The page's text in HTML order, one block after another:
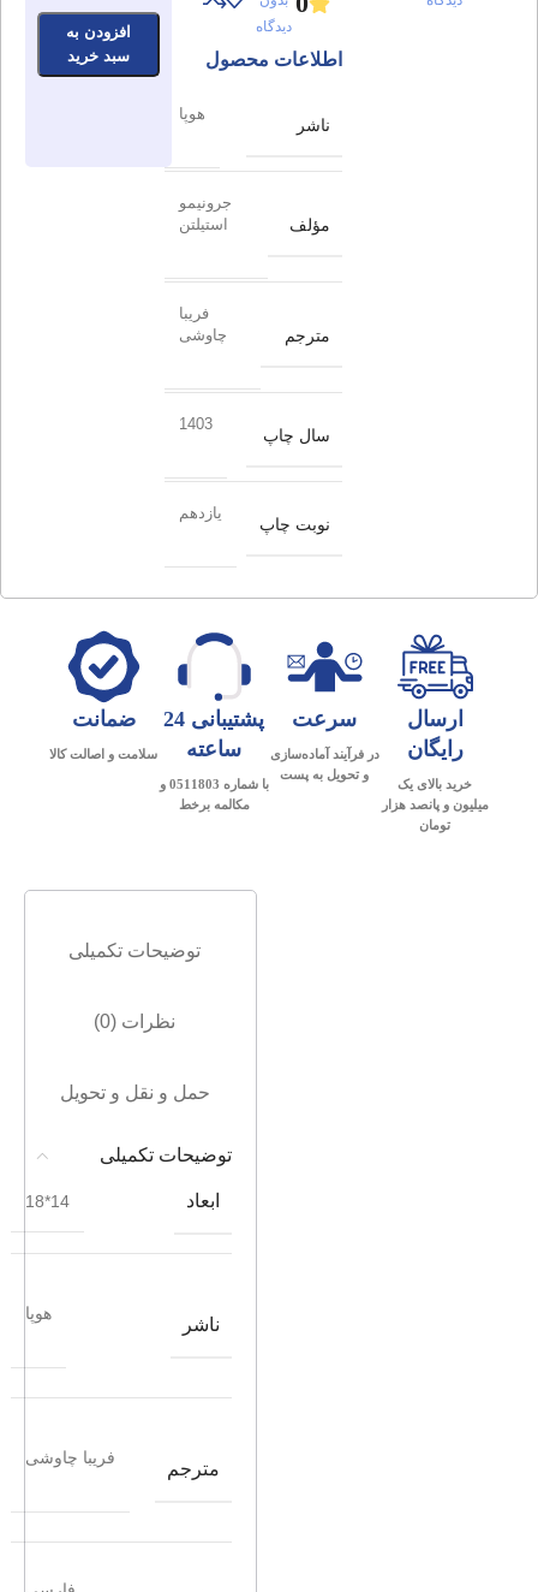
دیدگاه
اطلاعات محصول
ناشر
هوپا
مؤلف
جرونیمو
استیلتن
مترجم
فریبا
چاوشی
سال چاپ
1403
نوبت چاپ
یازدهم
افزودن به
سبد خرید
ارسال
رایگان
خرید بالای یک
میلیون و پانصد هزار
تومان
سرعت
در فرآیند آماده‌سازی
و تحویل به پست
پشتیبانی 24
ساعته
با شماره 0511803 و
مکالمه برخط
ضمانت
سلامت و اصالت کالا
توضیحات تکمیلی
نظرات (0)
حمل و نقل و تحویل
توضیحات تکمیلی
ابعاد 14*18
ناشر
هوپا
مترجم
فریبا چاوشی